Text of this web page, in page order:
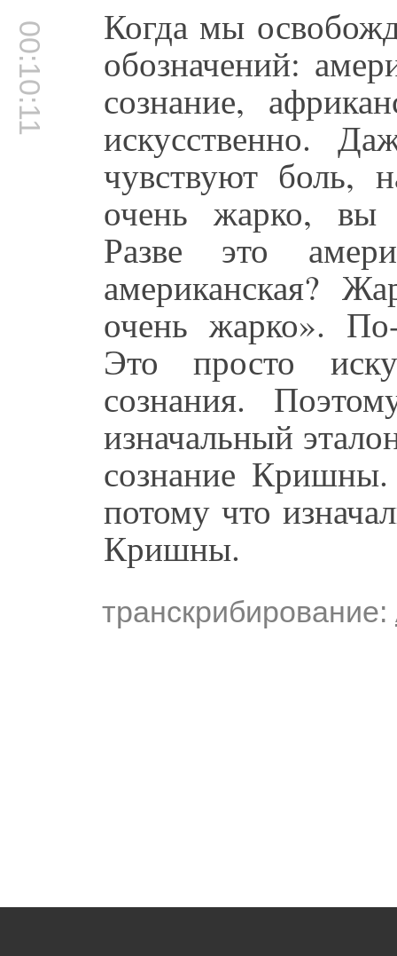
00:10:11 Когда мы
обозначений:
сознание,
искусственно.
чувствуют боль,
очень жарко, вы
Разве это
американская?
очень жарко».
Это просто
сознания.
изначальный
сознание
потому что
Кришны.
транскрибирование: